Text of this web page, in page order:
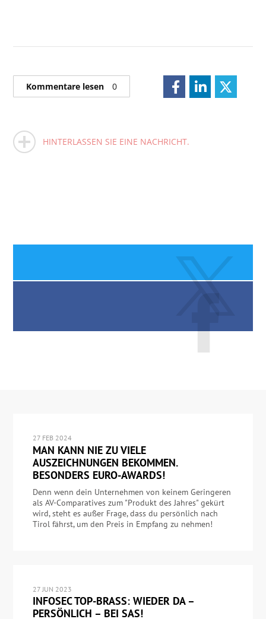
Kommentare lesen 0
HINTERLASSEN SIE EINE NACHRICHT.
27 FEB 2024
MAN KANN NIE ZU VIELE
AUSZEICHNUNGEN BEKOMMEN.
BESONDERS EURO-AWARDS!
Denn wenn dein Unternehmen von keinem Geringeren
als AV-Comparatives zum "Produkt des Jahres" gekürt
wird, steht es außer Frage, dass du persönlich nach
Tirol fährst, um den Preis in Empfang zu nehmen!
27 JUN 2023
INFOSEC TOP-BRASS: WIEDER DA –
PERSÖNLICH – BEI SAS!